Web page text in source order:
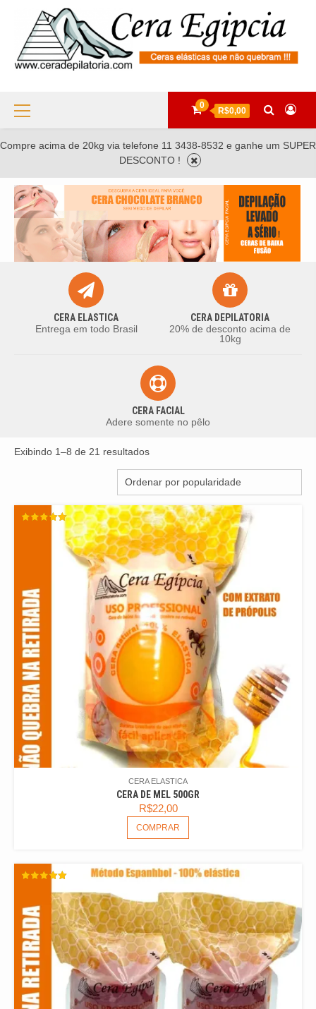
content
Primary
Menu
0
R$0,00
Compre acima de 20kg via telefone 11 3438-8532 e ganhe um SUPER
DESCONTO !
CERA ELASTICA
Entrega em todo Brasil
CERA DEPILATORIA
20% de desconto acima de
10kg
CERA FACIAL
Adere somente no pêlo
Exibindo 1–8 de 21 resultadosClassificado
popularidade
AVALIAÇÃO
CERA ELASTICA
CERA DE MEL 500GR
R$22,00
COMPRAR
DE 5